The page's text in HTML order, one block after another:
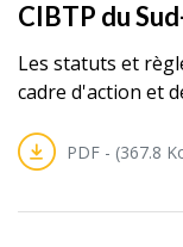
CIBTP du
Les statuts et
cadre d'action et
PDF - (367.8